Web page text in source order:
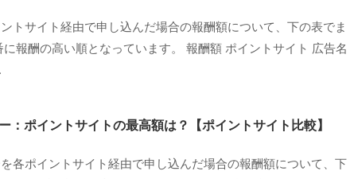
トサイト経由で申し込んだ場合の報酬額について、下の表でま
報酬の高い順となっています。 報酬額 ポイントサイト 広告名
：ポイントサイトの最高額は？【ポイントサイト比較】
各ポイントサイト経由で申し込んだ場合の報酬額について、下